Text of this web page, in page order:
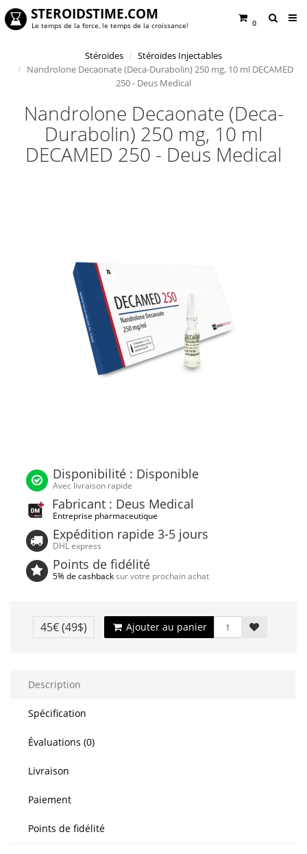
0
STEROIDSTIME.COM
Le temps de la force, le temps de la croissance!
Stéroïdes
Stéroïdes Injectables
Nandrolone Decaonate (Deca-Durabolin) 250 mg, 10 ml DECAMED
250 - Deus Medical
Nandrolone Decaonate (Deca-
Durabolin) 250 mg, 10 ml
DECAMED 250 - Deus Medical
Disponibilité : Disponible
Avec livraison rapide
Fabricant : Deus Medical
Entreprise pharmaceutique
Expédition rapide 3-5 jours
DHL express
Points de fidélité
5% de cashbacksur votre prochain achat
45€(49$) Ajouter au panier
Description
Spécification
Évaluations (0)
Livraison
Paiement
Points de fidélité